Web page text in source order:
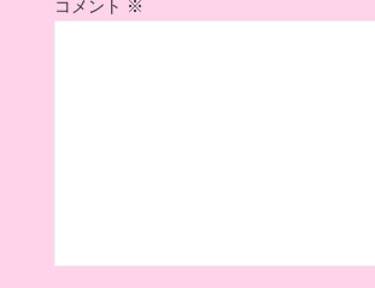
コメント ※